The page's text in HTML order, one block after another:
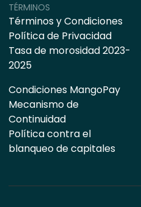
TÉRMINOS
Términos y Condiciones
Política de Privacidad
Tasa de morosidad 2023-
2025
Condiciones MangoPay
Mecanismo de
Continuidad
Política contra el
blanqueo de capitales